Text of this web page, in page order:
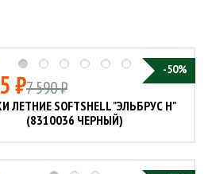
-50%
₽7 590 ₽
ЛЕТНИЕ SOFTSHELL "ЭЛЬБРУС Н"
(8310036 ЧЕРНЫЙ)